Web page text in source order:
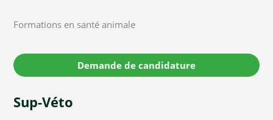
Formations en santé animale
Demande de candidature
Sup-Véto